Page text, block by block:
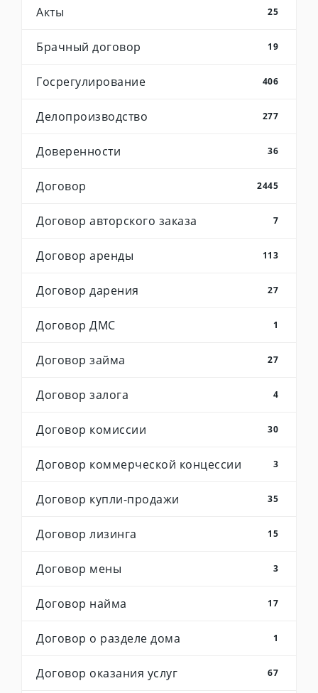
Акты 25
Брачный договор 19
Госрегулирование 406
Делопроизводство 277
Доверенности 36
Договор 2445
Договор авторского заказа 7
Договор аренды 113
Договор дарения 27
Договор ДМС 1
Договор займа 27
Договор залога 4
Договор комиссии 30
Договор коммерческой концессии 3
Договор купли-продажи 35
Договор лизинга 15
Договор мены 3
Договор найма 17
Договор о разделе дома 1
Договор оказания услуг 67